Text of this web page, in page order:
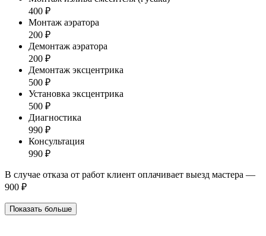
400 ₽
Монтаж аэратора
200 ₽
Демонтаж аэратора
200 ₽
Демонтаж эксцентрика
500 ₽
Установка эксцентрика
500 ₽
Диагностика
990 ₽
Консультация
990 ₽
В случае отказа от работ клиент оплачивает выезд мастера —
900 ₽
Показать больше